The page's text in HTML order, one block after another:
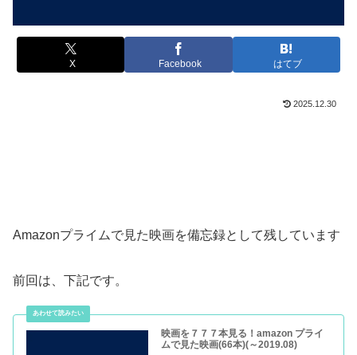
X Facebook はてブ
2025.12.30
Amazonプライムで見た映画を備忘録として残しています
前回は、下記です。
映画を７７７本見る！amazon プライ
ムで見た映画(66本)(～2019.08)